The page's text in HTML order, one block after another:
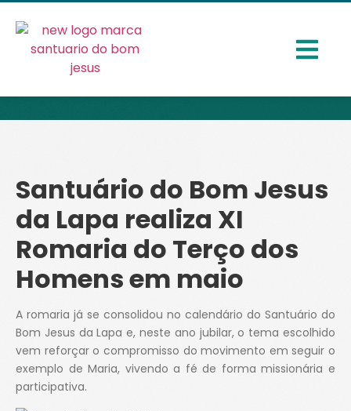
Santuário do Bom Jesus
da Lapa realiza XI
Romaria do Terço dos
Homens em maio
A romaria já se consolidou no calendário do Santuário do
Bom Jesus da Lapa e, neste ano jubilar, o tema escolhido
vem reforçar o compromisso do movimento em seguir o
exemplo de Maria, vivendo a fé de forma missionária e
participativa.